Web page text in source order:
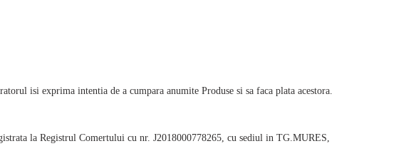
isi exprima intentia de a cumpara anumite Produse si sa faca plata acestora.
la Registrul Comertului cu nr. J2018000778265, cu sediul in TG.MURES,